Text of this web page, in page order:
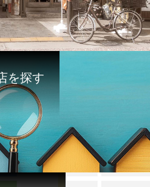
を探す